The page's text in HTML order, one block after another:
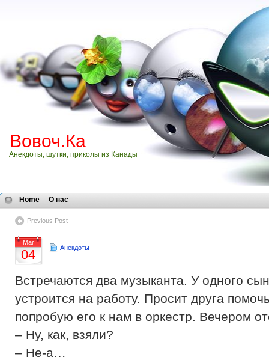
Вовоч.Ка
Анекдоты, шутки, приколы из Канады
Home О нас
Previous Post
Mar
04 Анекдоты
Встречаются два музыканта. У одного
устроится на работу. Просит друга
попробую его к нам в оркестр. Вечером
– Ну, как, взяли?
– Не-а…